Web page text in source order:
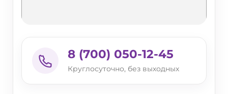
8 (700) 050-12-45
Круглосуточно, без выходных